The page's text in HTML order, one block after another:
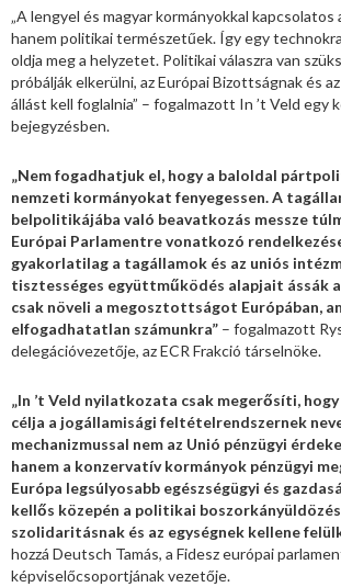
„A lengyel és magyar kormányokkal kapcsolatos
hanem politikai természetűek. Így egy
oldja meg a helyzetet. Politikai válaszra van
próbálják elkerülni, az Európai Bizottságnak és
állást kell foglalnia” – fogalmazott In ’t Veld egy
bejegyzésben.
„Nem fogadhatjuk el, hogy a baloldal
nemzeti kormányokat fenyegessen. A
belpolitikájába való beavatkozás messze
Európai Parlamentre vonatkozó
gyakorlatilag a tagállamok és az uniós
tisztességes együttműködés alapjait ássák
csak növeli a megosztottságot Európában,
elfogadhatatlan számunkra” – fogalmazott
delegációvezetője, az ECR Frakció társelnöke.
„In ’t Veld nyilatkozata csak megerősíti,
célja a jogállamisági feltételrendszernek
mechanizmussal nem az Unió pénzügyi
hanem a konzervatív kormányok pénzügyi
Európa legsúlyosabb egészségügyi és
kellős közepén a politikai
szolidaritásnak és az egységnek kellene
hozzá Deutsch Tamás, a Fidesz európai
képviselőcsoportjának vezetője.